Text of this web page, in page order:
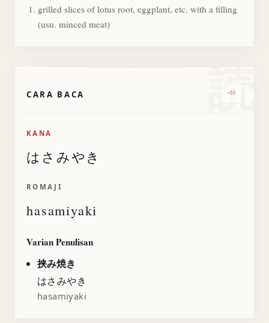
grilled slices of lotus root, eggplant, etc. with a filling
(usu. minced meat)
読
CARA BACA
KANA
はさみやき
ROMAJI
hasamiyaki
Varian Penulisan
挟み焼き
はさみやき
hasamiyaki